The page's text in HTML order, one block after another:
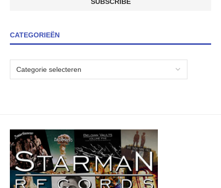
CATEGORIEËN